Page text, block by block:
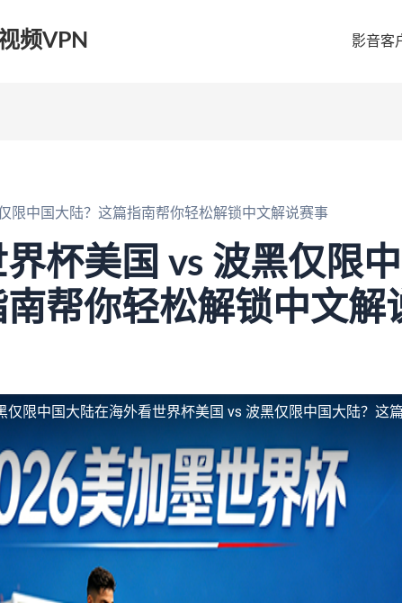
频VPN 影音客
限中国大陆？这篇指南帮你轻松解锁中文解说赛事
杯美国 vs 波黑仅限
南帮你轻松解锁中文解
仅限中国大陆在海外看世界杯美国 vs 波黑仅限中国大陆？这